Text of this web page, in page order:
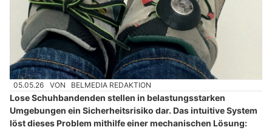
05.05.26 VON BELMEDIA REDAKTION
Lose Schuhbandenden stellen in belastungsstarken
Umgebungen ein Sicherheitsrisiko dar. Das intuitive System
löst dieses Problem mithilfe einer mechanischen Lösung: